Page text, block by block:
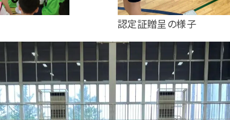
認定証贈呈の様子